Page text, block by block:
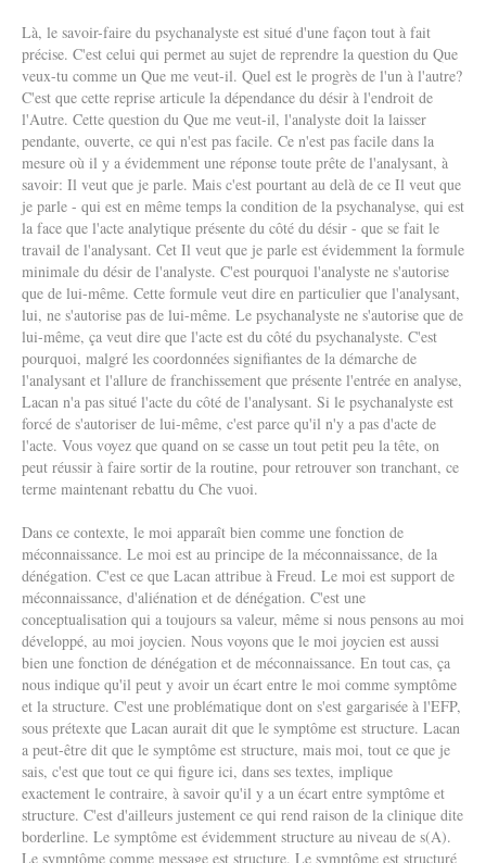
Là, le savoir-faire du psychanalyste est situé d'une façon tout à fait
précise. C'est celui qui permet au sujet de reprendre la question du Que
veux-tu comme un Que me veut-il. Quel est le progrès de l'un à l'autre?
C'est que cette reprise articule la dépendance du désir à l'endroit de
l'Autre. Cette question du Que me veut-il, l'analyste doit la laisser
pendante, ouverte, ce qui n'est pas facile. Ce n'est pas facile dans la
mesure où il y a évidemment une réponse toute prête de l'analysant, à
savoir: Il veut que je parle. Mais c'est pourtant au delà de ce Il veut que
je parle - qui est en même temps la condition de la psychanalyse, qui est
la face que l'acte analytique présente du côté du désir - que se fait le
travail de l'analysant. Cet Il veut que je parle est évidemment la formule
minimale du désir de l'analyste. C'est pourquoi l'analyste ne s'autorise
que de lui-même. Cette formule veut dire en particulier que l'analysant,
lui, ne s'autorise pas de lui-même. Le psychanalyste ne s'autorise que de
lui-même, ça veut dire que l'acte est du côté du psychanalyste. C'est
pourquoi, malgré les coordonnées signifiantes de la démarche de
l'analysant et l'allure de franchissement que présente l'entrée en analyse,
Lacan n'a pas situé l'acte du côté de l'analysant. Si le psychanalyste est
forcé de s'autoriser de lui-même, c'est parce qu'il n'y a pas d'acte de
l'acte. Vous voyez que quand on se casse un tout petit peu la tête, on
peut réussir à faire sortir de la routine, pour retrouver son tranchant, ce
terme maintenant rebattu du Che vuoi.
Dans ce contexte, le moi apparaît bien comme une fonction de
méconnaissance. Le moi est au principe de la méconnaissance, de la
dénégation. C'est ce que Lacan attribue à Freud. Le moi est support de
méconnaissance, d'aliénation et de dénégation. C'est une
conceptualisation qui a toujours sa valeur, même si nous pensons au moi
développé, au moi joycien. Nous voyons que le moi joycien est aussi
bien une fonction de dénégation et de méconnaissance. En tout cas, ça
nous indique qu'il peut y avoir un écart entre le moi comme symptôme
et la structure. C'est une problématique dont on s'est gargarisée à l'EFP,
sous prétexte que Lacan aurait dit que le symptôme est structure. Lacan
a peut-être dit que le symptôme est structure, mais moi, tout ce que je
sais, c'est que tout ce qui figure ici, dans ses textes, implique
exactement le contraire, à savoir qu'il y a un écart entre symptôme et
structure. C'est d'ailleurs justement ce qui rend raison de la clinique dite
borderline. Le symptôme est évidemment structure au niveau de s(A).
Le symptôme comme message est structure. Le symptôme est structuré